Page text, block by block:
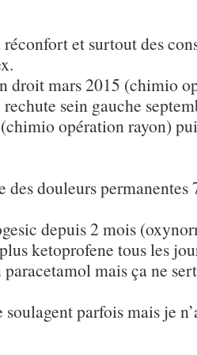
et surtout des
droit mars 2015 (chimio
sein gauche
(chimio opération rayon)
des douleurs
depuis 2 mois
ketoprofene tous les
mais ça ne
soulagent parfois mais je